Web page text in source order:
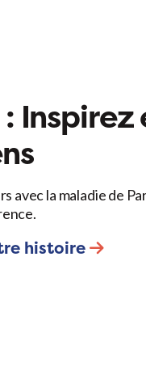
Inspirez
avec la maladie de
histoire